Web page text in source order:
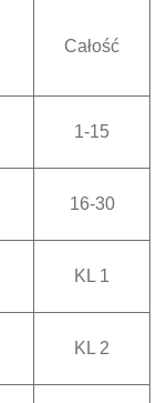
Całość
1-15
16-30
KL 1
KL 2